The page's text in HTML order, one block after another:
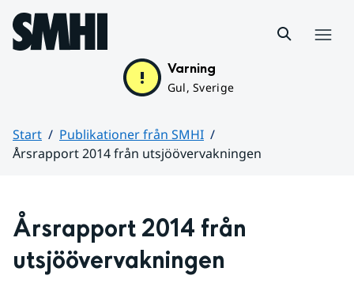
Hoppa till sidans innehåll
Varning
Gul, Sverige
Start
Publikationer från SMHI
Årsrapport 2014 från utsjöövervakningen
Årsrapport 2014 från
utsjöövervakningen